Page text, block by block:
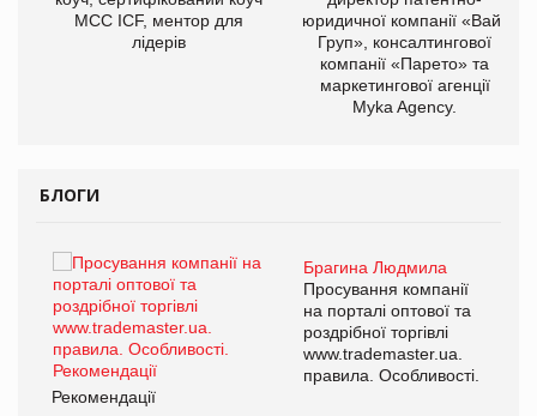
МСС ICF, ментор для
лідерів
юридичної компанії «Вайз
Груп», консалтингової
компанії «Парето» та
маркетингової агенції
Myka Agency.
БЛОГИ
Брагина Людмила
Просування компанії
на порталі оптової та
роздрібної торгівлі
www.trademaster.ua.
правила. Особливості.
Рекомендації